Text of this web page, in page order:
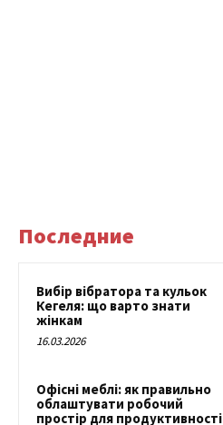
Последние
Вибір вібратора та кульок
Кегеля: що варто знати
жінкам
16.03.2026
Офісні меблі: як правильно
облаштувати робочий
простір для продуктивності